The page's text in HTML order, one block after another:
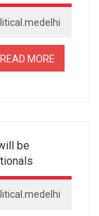
READ MORE
be